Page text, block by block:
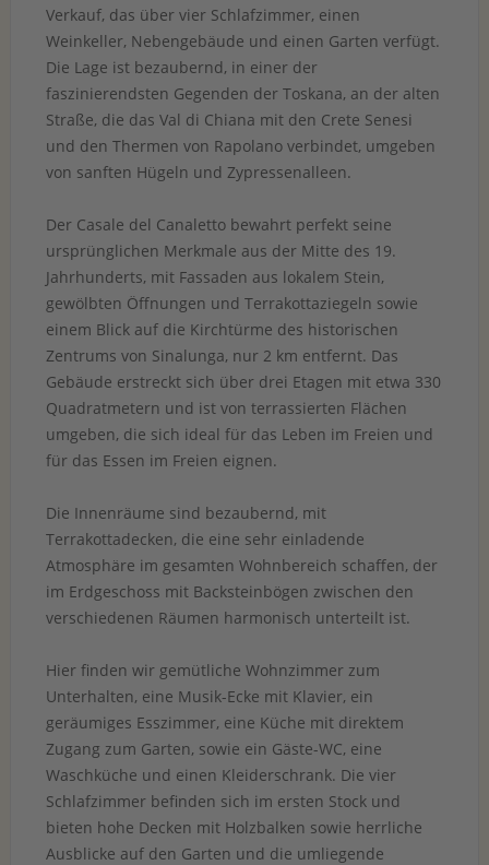
Verkauf, das über vier Schlafzimmer, einen
Weinkeller, Nebengebäude und einen Garten verfügt.
Die Lage ist bezaubernd, in einer der
faszinierendsten Gegenden der Toskana, an der alten
Straße, die das Val di Chiana mit den Crete Senesi
und den Thermen von Rapolano verbindet, umgeben
von sanften Hügeln und Zypressenalleen.
Der Casale del Canaletto bewahrt perfekt seine
ursprünglichen Merkmale aus der Mitte des 19.
Jahrhunderts, mit Fassaden aus lokalem Stein,
gewölbten Öffnungen und Terrakottaziegeln sowie
einem Blick auf die Kirchtürme des historischen
Zentrums von Sinalunga, nur 2 km entfernt. Das
Gebäude erstreckt sich über drei Etagen mit etwa 330
Quadratmetern und ist von terrassierten Flächen
umgeben, die sich ideal für das Leben im Freien und
für das Essen im Freien eignen.
Die Innenräume sind bezaubernd, mit
Terrakottadecken, die eine sehr einladende
Atmosphäre im gesamten Wohnbereich schaffen, der
im Erdgeschoss mit Backsteinbögen zwischen den
verschiedenen Räumen harmonisch unterteilt ist.
Hier finden wir gemütliche Wohnzimmer zum
Unterhalten, eine Musik-Ecke mit Klavier, ein
geräumiges Esszimmer, eine Küche mit direktem
Zugang zum Garten, sowie ein Gäste-WC, eine
Waschküche und einen Kleiderschrank. Die vier
Schlafzimmer befinden sich im ersten Stock und
bieten hohe Decken mit Holzbalken sowie herrliche
Ausblicke auf den Garten und die umliegende